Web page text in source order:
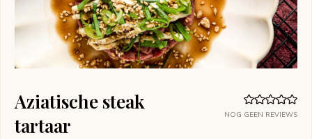
NOG GEEN REVIEWS
Aziatische steak
tartaar